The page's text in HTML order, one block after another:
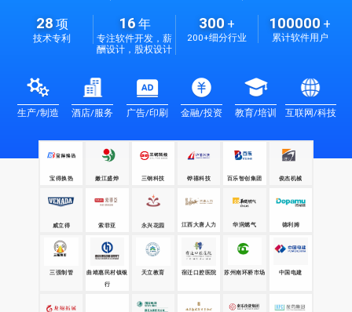
28项
技术专利
16年
专注软件开发，薪
酬设计，股权设计
300 +
200+细分行业
100000 +
累计软件用户
生产/制造 酒店/服务 广告/印刷 金融/投资 教育/培训 互联网/科技
宝得换热 嫩江盛烨 三钢科技 铧禧科技 百乐智创集团 俊杰机械
威立得 索菲亚 永兴花园 江西大唐人力 华润燃气 德利姆
三强制管
曲靖惠民村镇银
行
天立教育 宿迁口腔医院 苏州南环桥市场 中国电建